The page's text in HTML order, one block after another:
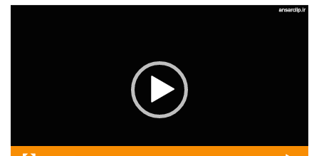
نمایشگر
ویدیو